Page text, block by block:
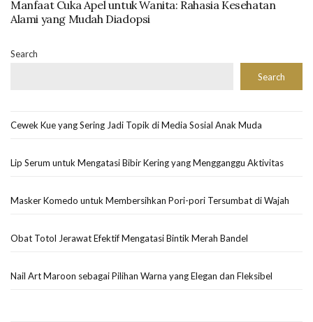
Manfaat Cuka Apel untuk Wanita: Rahasia Kesehatan
Alami yang Mudah Diadopsi
Search
Search
Cewek Kue yang Sering Jadi Topik di Media Sosial Anak Muda
Lip Serum untuk Mengatasi Bibir Kering yang Mengganggu Aktivitas
Masker Komedo untuk Membersihkan Pori-pori Tersumbat di Wajah
Obat Totol Jerawat Efektif Mengatasi Bintik Merah Bandel
Nail Art Maroon sebagai Pilihan Warna yang Elegan dan Fleksibel